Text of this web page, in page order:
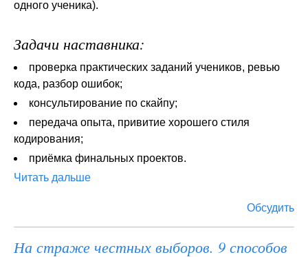
одного ученика).
Задачи наставника:
проверка практических заданий учеников, ревью
кода, разбор ошибок;
консультирование по скайпу;
передача опыта, привитие хорошего стиля
кодирования;
приёмка финальных проектов.
Читать дальше
Обсудить
На страже честных выборов. 9 способов